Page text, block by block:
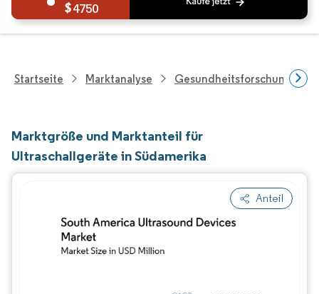
4750
Startseite Marktanalyse Gesundheitsforschung
Marktgröße und Marktanteil für
Ultraschallgeräte in Südamerika
Anteil